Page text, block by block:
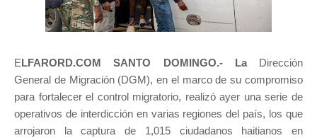
ELFARORD.COM SANTO DOMINGO.- LaDirección
General de Migración (DGM), en el marco de su compromiso
para fortalecer el control migratorio, realizó ayer una serie de
operativos de interdicción en varias regiones del país, los que
arrojaron la captura de 1,015 ciudadanos haitianos en